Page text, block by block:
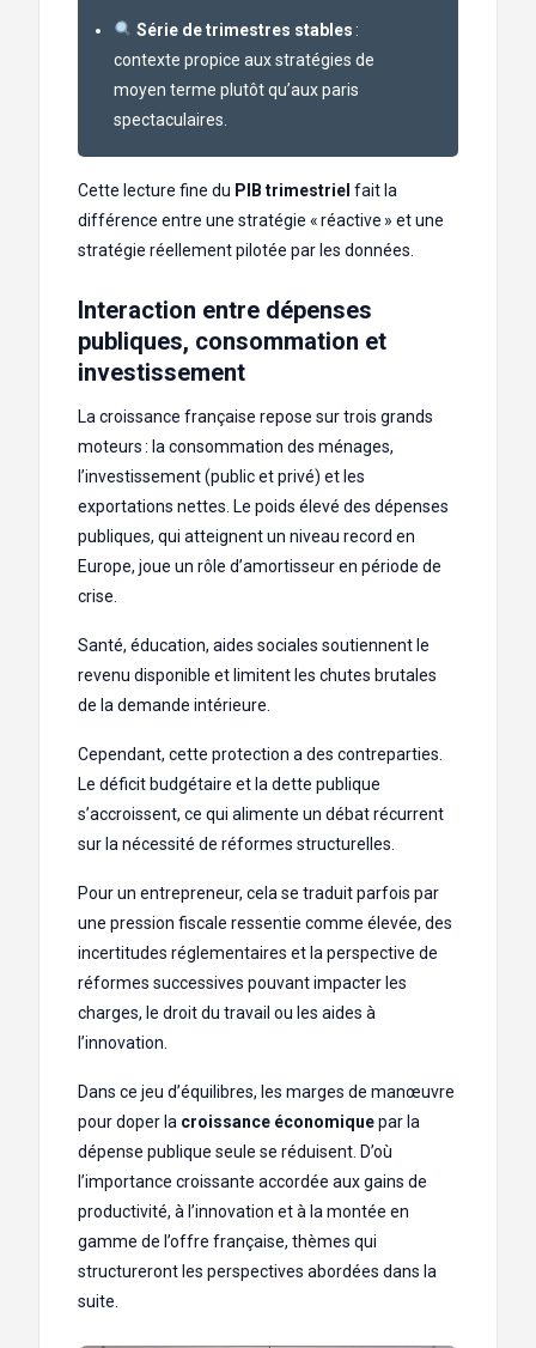
Série de trimestres stables :
contexte propice aux stratégies de
moyen terme plutôt qu’aux paris
spectaculaires.
Cette lecture fine du PIB trimestriel fait la
différence entre une stratégie « réactive » et une
stratégie réellement pilotée par les données.
Interaction entre dépenses
publiques, consommation et
investissement
La croissance française repose sur trois grands
moteurs : la consommation des ménages,
l’investissement (public et privé) et les
exportations nettes. Le poids élevé des dépenses
publiques, qui atteignent un niveau record en
Europe, joue un rôle d’amortisseur en période de
crise.
Santé, éducation, aides sociales soutiennent le
revenu disponible et limitent les chutes brutales
de la demande intérieure.
Cependant, cette protection a des contreparties.
Le déficit budgétaire et la dette publique
s’accroissent, ce qui alimente un débat récurrent
sur la nécessité de réformes structurelles.
Pour un entrepreneur, cela se traduit parfois par
une pression fiscale ressentie comme élevée, des
incertitudes réglementaires et la perspective de
réformes successives pouvant impacter les
charges, le droit du travail ou les aides à
l’innovation.
Dans ce jeu d’équilibres, les marges de manœuvre
pour doper la croissance économiquepar la
dépense publique seule se réduisent. D’où
l’importance croissante accordée aux gains de
productivité, à l’innovation et à la montée en
gamme de l’offre française, thèmes qui
structureront les perspectives abordées dans la
suite.